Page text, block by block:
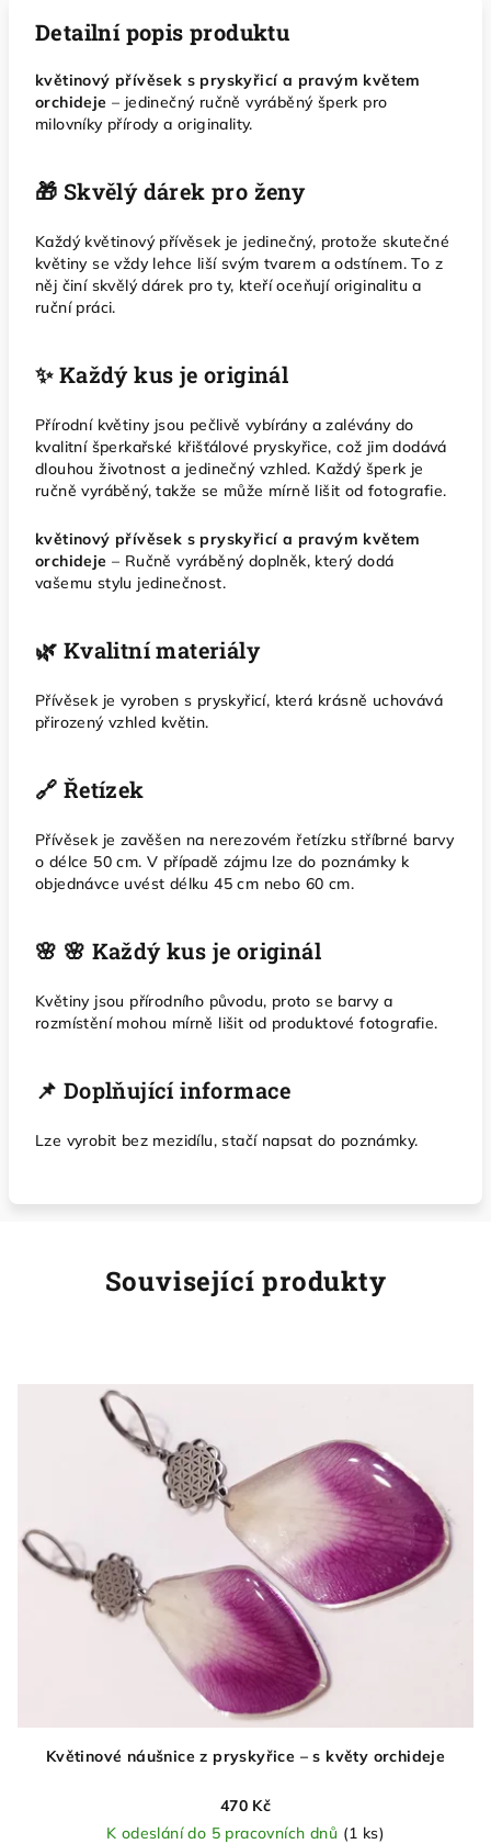
Detailní popis produktu
květinový přívěsek s pryskyřicí a pravým květem
orchideje – jedinečný ručně vyráběný šperk pro
milovníky přírody a originality.
🎁 Skvělý dárek pro ženy
Každý květinový přívěsek je jedinečný, protože skutečné
květiny se vždy lehce liší svým tvarem a odstínem. To z
něj činí skvělý dárek pro ty, kteří oceňují originalitu a
ruční práci.
✨ Každý kus je originál
Přírodní květiny jsou pečlivě vybírány a zalévány do
kvalitní šperkařské křišťálové pryskyřice, což jim dodává
dlouhou životnost a jedinečný vzhled. Každý šperk je
ručně vyráběný, takže se může mírně lišit od fotografie.
květinový přívěsek s pryskyřicí a pravým květem
orchideje – Ručně vyráběný doplněk, který dodá
vašemu stylu jedinečnost.
🌿 Kvalitní materiály
Přívěsek je vyroben s pryskyřicí, která krásně uchovává
přirozený vzhled květin.
🔗 Řetízek
Přívěsek je zavěšen na nerezovém řetízku stříbrné barvy
o délce 50 cm. V případě zájmu lze do poznámky k
objednávce uvést délku 45 cm nebo 60 cm.
🌸 🌸 Každý kus je originál
Květiny jsou přírodního původu, proto se barvy a
rozmístění mohou mírně lišit od produktové fotografie.
📌 Doplňující informace
Lze vyrobit bez mezidílu, stačí napsat do poznámky.
Související produkty
Květinové náušnice z pryskyřice – s květy orchideje
470 Kč
K odeslání do 5 pracovních dnů (1 ks)